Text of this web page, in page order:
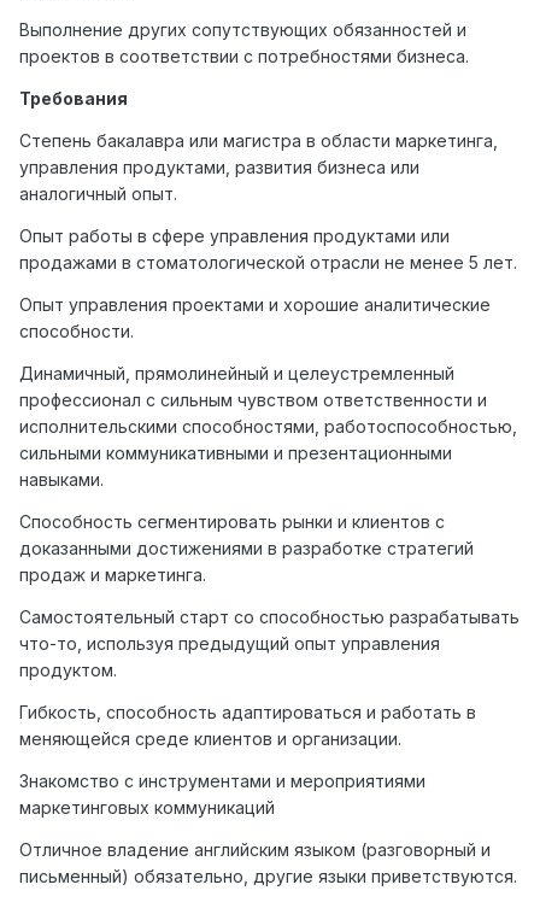
Выполнение других сопутствующих обязанностей и
проектов в соответствии с потребностями бизнеса.
Требования
Степень бакалавра или магистра в области маркетинга,
управления продуктами, развития бизнеса или
аналогичный опыт.
Опыт работы в сфере управления продуктами или
продажами в стоматологической отрасли не менее 5 лет.
Опыт управления проектами и хорошие аналитические
способности.
Динамичный, прямолинейный и целеустремленный
профессионал с сильным чувством ответственности и
исполнительскими способностями, работоспособностью,
сильными коммуникативными и презентационными
навыками.
Способность сегментировать рынки и клиентов с
доказанными достижениями в разработке стратегий
продаж и маркетинга.
Самостоятельный старт со способностью разрабатывать
что-то, используя предыдущий опыт управления
продуктом.
Гибкость, способность адаптироваться и работать в
меняющейся среде клиентов и организации.
Знакомство с инструментами и мероприятиями
маркетинговых коммуникаций
Отличное владение английским языком (разговорный и
письменный) обязательно, другие языки приветствуются.